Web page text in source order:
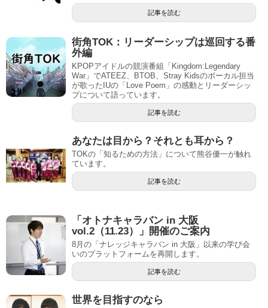
記事を読む
街角TOK：リーダーシップは巡回する番
外編
KPOPアイドルの競演番組「Kingdom:Legendary
War」でATEEZ、BTOB、Stray Kidsのボーカル担当
が歌ったIUの「Love Poem」の感動とリーダーシッ
プについて語っています。
記事を読む
あなたは目から？それとも耳から？
TOKの「知るための方法」について熊谷優一が触れ
ています。
記事を読む
「オトナキャラバン in 大阪
vol.2（11.23）」開催のご案内
8月の「ナレッジキャラバン in 大阪」以来の学び会
いのプラットフォームを再開します。
記事を読む
世界を目指すのなら